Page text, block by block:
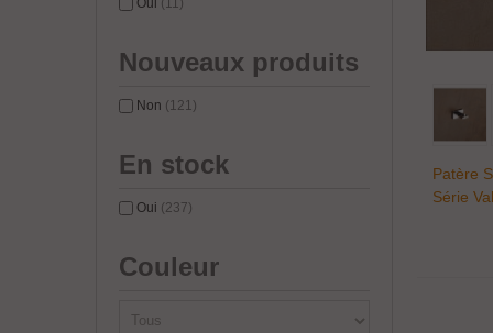
Nouveaux produits
Non (121)
En stock
Oui (237)
Couleur
Patère
Série